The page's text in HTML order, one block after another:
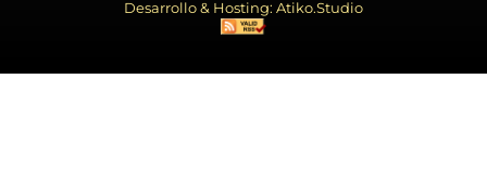
Desarrollo & Hosting: Atiko.Studio